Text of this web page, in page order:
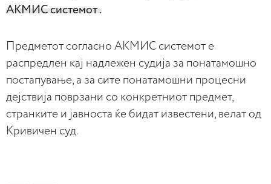
АКМИС системот .
Предметот согласно АКМИС системот е
распредлен кај надлежен судија за понатамошно
постапување, а за сите понатамошни процесни
дејствија поврзани со конкретниот предмет,
странките и јавноста ќе бидат известени, велат од
Кривичен суд.